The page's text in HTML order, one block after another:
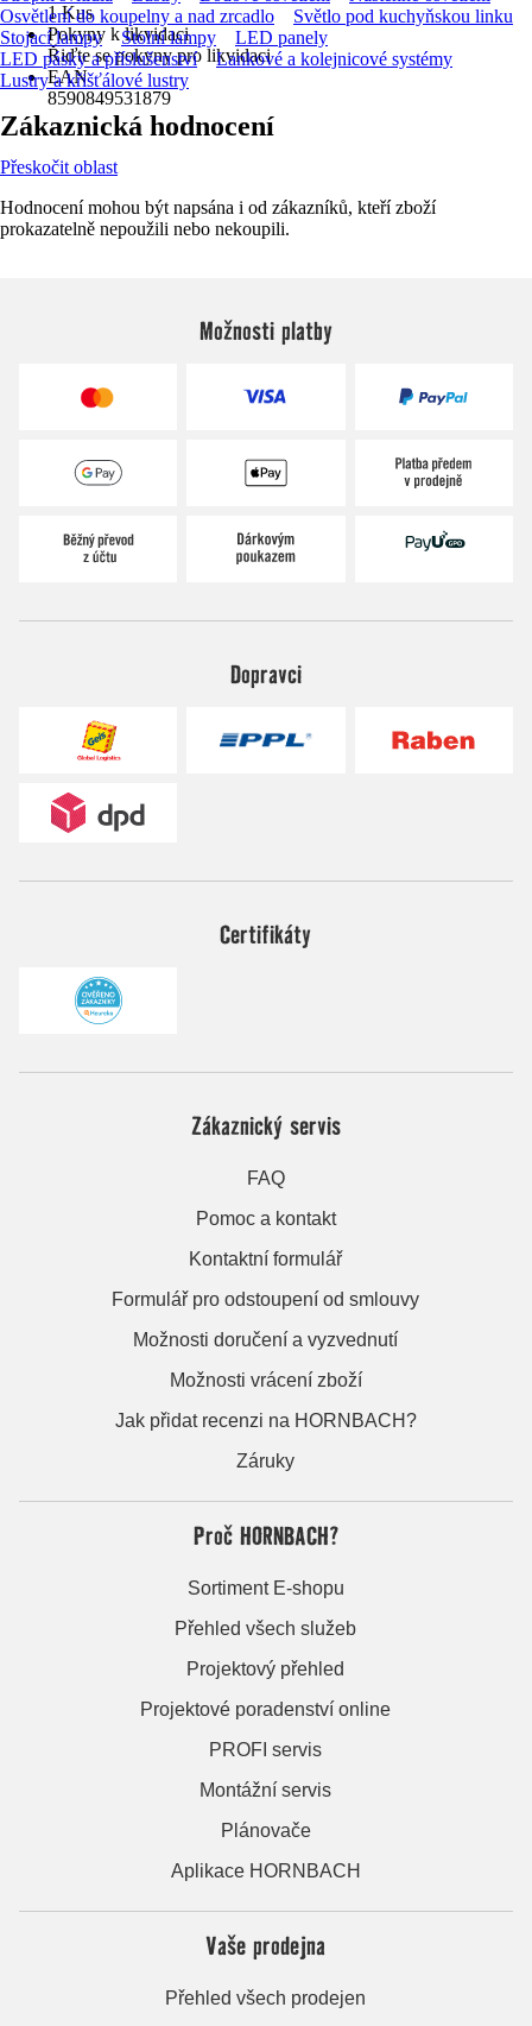
1 Kus
Pokyny k likvidaci
Řiďte se pokyny pro likvidaci
EAN
8590849531879
Osvětlení do koupelny a nad zrcadlo
Světlo pod kuchyňskou linku
Stojací lampy
Stolní lampy
LED panely
LED pásky a příslušenství
Lankové a kolejnicové systémy
Lustry a křišťálové lustry
Zákaznická hodnocení
Přeskočit oblast
Hodnocení mohou být napsána i od zákazníků, kteří zboží
prokazatelně nepoužili nebo nekoupili.
Možnosti platby
Dopravci
Certifikáty
Zákaznický servis
FAQ
Pomoc a kontakt
Kontaktní formulář
Formulář pro odstoupení od smlouvy
Možnosti doručení a vyzvednutí
Možnosti vrácení zboží
Jak přidat recenzi na HORNBACH?
Záruky
Proč HORNBACH?
Sortiment E-shopu
Přehled všech služeb
Projektový přehled
Projektové poradenství online
PROFI servis
Montážní servis
Plánovače
Aplikace HORNBACH
Vaše prodejna
Přehled všech prodejen